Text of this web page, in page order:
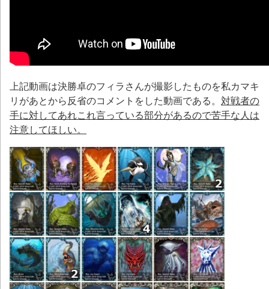
上記動画は決勝卓のフィラさんが撮影したものを私カマキ
リがあとから反省のコメントをした動画である。 対戦者の
手に対してあれこれ言っている部分があるので苦手な人は
注意してほしい。